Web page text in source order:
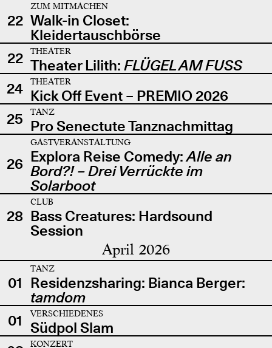
22
ZUM MITMACHEN
Walk-in Closet:
Kleidertauschbörse
22
THEATER
Theater Lilith: FLÜGEL AM FUSS
24
THEATER
Kick Off Event – PREMIO 2026
25
TANZ
Pro Senectute Tanznachmittag
26
GASTVERANSTALTUNG
Explora Reise Comedy:Alle an
Bord?! – Drei Verrückte im
Solarboot
28
CLUB
Bass Creatures: Hardsound
Session
April 2026
01
TANZ
Residenzsharing: Bianca Berger:
tamdom
01
VERSCHIEDENES
Südpol Slam
KONZERT